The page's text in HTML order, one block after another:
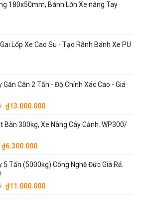
là:
tại
180x50mm, Bánh Lớn Xe nâng Tay
Lốp Xe Cao Su - Tạo Rãnh Bánh Xe PU
Gắn Cân 2 Tấn - Độ Chính Xác Cao - Giá
Giá
là:
₫13.000.000Giá
tại
Bàn 300kg, Xe Nâng Cây Cảnh. WP300/
Giá
là:
₫6.300.000Giá
tại
₫6.300.000.
5 Tấn (5000kg) Công Nghệ Đức Giá Rẻ.
Giá
₫11.000.000Giá